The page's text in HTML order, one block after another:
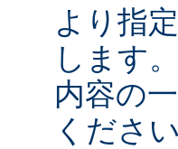
より指
します
内容の
ください